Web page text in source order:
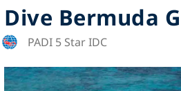
Dive Bermuda
PADI 5 Star IDC